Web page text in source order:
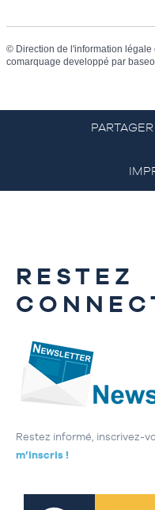
© Direction de l'information légale
comarquage developpé par
PARTAGER
RESTEZ
Restez informé, inscrivez-
m’inscris !